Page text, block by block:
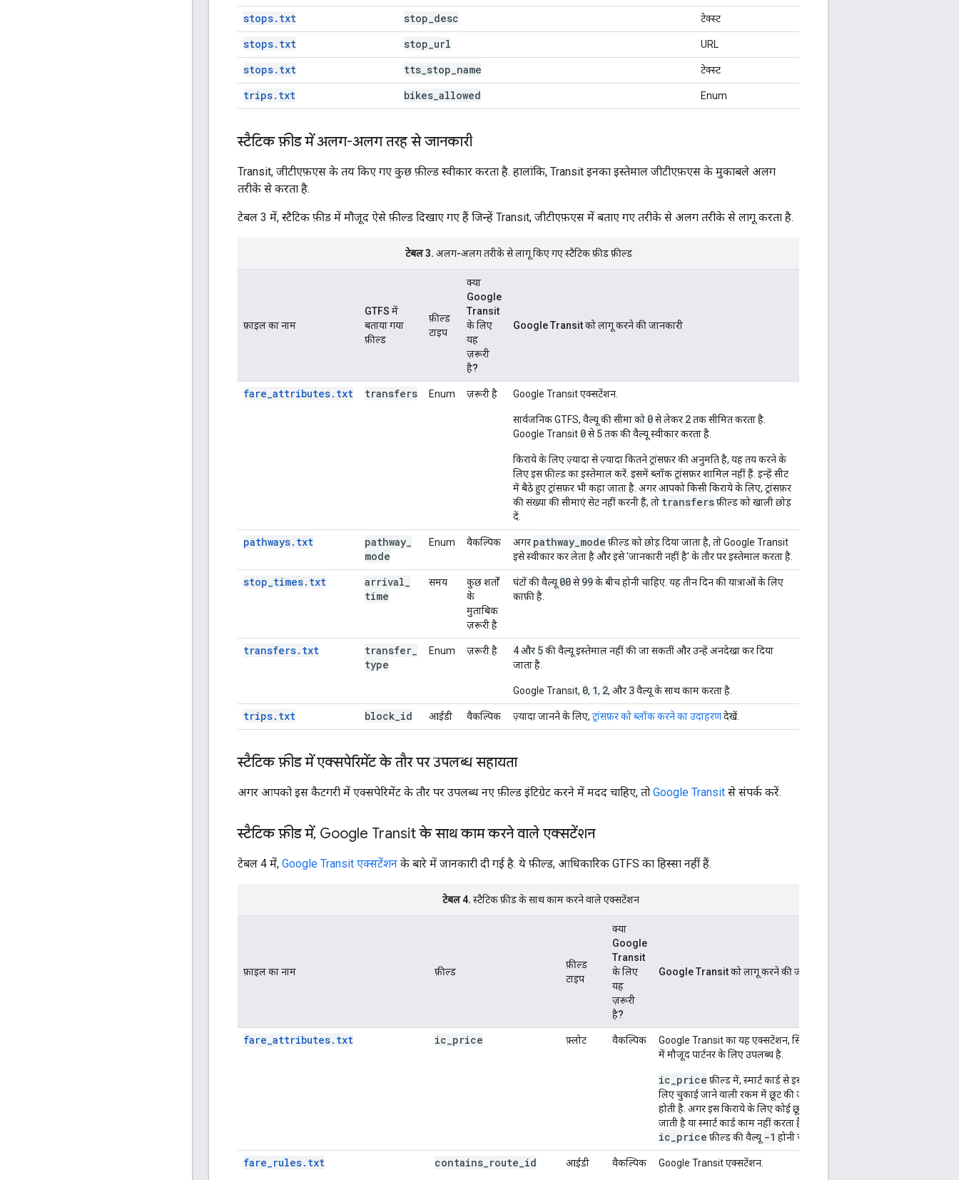
stops.txt stop desc टेक्स्ट
stops.txt stop url URL
stops.txt tts stop name टेक्स्ट
trips.txt bikes allowed Enum
स्टैटिक फ़ीड में अलग-अलग तरह से जानकारी
Transit, जीटीएफ़एस के तय किए गए कुछ फ़ील्ड स्वीकार करता है. हालांकि, Transit इनका इस्तेमाल जीटीएफ़एस के मुकाबले अलग
तरीके से करता है.
टेबल 3 में, स्टैटिक फ़ीड में मौजूद ऐसे फ़ील्ड दिखाए गए हैं जिन्हें Transit, जीटीएफ़एस में बताए गए तरीके से अलग तरीके से लागू करता है.
टेबल 3. अलग-अलग तरीके से लागू किए गए स्टैटिक फ़ीड फ़ील्ड
फ़ाइल का नाम
GTFS में
बताया गया
फ़ील्ड
फ़ील्ड
टाइप
क्या
Google
Transit
के लिए
यह
ज़रूरी
है?
Google Transit को लागू करने की जानकारी
fare_attributes.txt transfers Enum ज़रूरी है Google Transit एक्सटेंशन.
सार्वजनिक GTFS, वैल्यू की सीमा को 0से लेकर 2तक सीमित करता है.
Google Transit 0से5तक की वैल्यू स्वीकार करता है.
किराये के लिए ज़्यादा से ज़्यादा कितने ट्रांसफ़र की अनुमति है, यह तय करने के
लिए इस फ़ील्ड का इस्तेमाल करें. इसमें ब्लॉक ट्रांसफ़र शामिल नहीं हैं. इन्हें सीट
में बैठे हुए ट्रांसफ़र भी कहा जाता है. अगर आपको किसी किराये के लिए, ट्रांसफ़र
की संख्या की सीमाएं सेट नहीं करनी हैं, तो transfersफ़ील्ड को खाली छोड़
दें.
pathways.txt pathway
mode
Enum वैकल्पिक अगर pathway mode फ़ील्ड को छोड़ दिया जाता है, तो Google Transit
इसे स्वीकार कर लेता है और इसे 'जानकारी नहीं है' के तौर पर इस्तेमाल करता है.
stop_times.txt arrival
time
समय
कुछ शर्तों
के
मुताबिक
ज़रूरी है
घंटों की वैल्यू 00से99के बीच होनी चाहिए. यह तीन दिन की यात्राओं के लिए
काफ़ी है.
transfers.txt transfer
type
Enum ज़रूरी है 4और 5की वैल्यू इस्तेमाल नहीं की जा सकतीं और उन्हें अनदेखा कर दिया
जाता है.
Google Transit, 0, 1, 2, और 3वैल्यू के साथ काम करता है.
trips.txt block id आईडी वैकल्पिक ज़्यादा जानने के लिए, ट्रांसफ़र को ब्लॉक करने का उदाहरणदेखें.
स्टैटिक फ़ीड में एक्सपेरिमेंट के तौर पर उपलब्ध सहायता
अगर आपको इस कैटगरी में एक्सपेरिमेंट के तौर पर उपलब्ध नए फ़ील्ड इंटिग्रेट करने में मदद चाहिए, तो Google Transit से संपर्क करें.
स्टैटिक फ़ीड में, Google Transit के साथ काम करने वाले एक्सटेंशन
टेबल 4 में, Google Transit एक्सटेंशन के बारे में जानकारी दी गई है. ये फ़ील्ड, आधिकारिक GTFS का हिस्सा नहीं हैं.
टेबल 4. स्टैटिक फ़ीड के साथ काम करने वाले एक्सटेंशन
फ़ाइल का नाम फ़ील्ड
फ़ील्ड
टाइप
क्या
Google
Transit
के लिए
यह
ज़रूरी
है?
Google Transit को लागू करने की जानकारी
fare_attributes.txt ic price फ़्लोट वैकल्पिक
Google Transit का यह एक्सटेंशन, सिर्फ़ जापान
में मौजूद पार्टनर के लिए उपलब्ध है.
ic_price फ़ील्ड में, स्मार्ट कार्ड से इस किराये के
लिए चुकाई जाने वाली रकम में छूट की जानकारी
होती है. अगर इस किराये के लिए कोई छूट नहीं दी
जाती है या स्मार्ट कार्ड काम नहीं करता है, तो
ic_price फ़ील्ड की वैल्यू -1 होनी चाहिए.
fare_rules.txt contains route id आईडी वैकल्पिक Google Transit एक्सटेंशन.